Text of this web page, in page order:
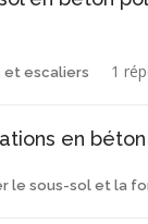
et escaliers 1
en
le sous-sol et la